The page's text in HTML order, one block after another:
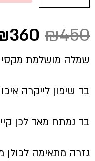
₪450
היה:
₪450.
360
שמלה מושלמת מקסי
בד שיפון לייקרה
בד נמתח מאד לכן קיימת
גזרה מתאימה לכולן